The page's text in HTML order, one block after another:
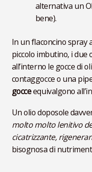
alternativa un
bene).
In un flaconcino spray
piccolo imbutino, i due
all’interno le gocce di
contaggocce o una
gocceequivalgono
Un olio doposole
molto molto lenitivo
cicatrizzante,
bisognosa di